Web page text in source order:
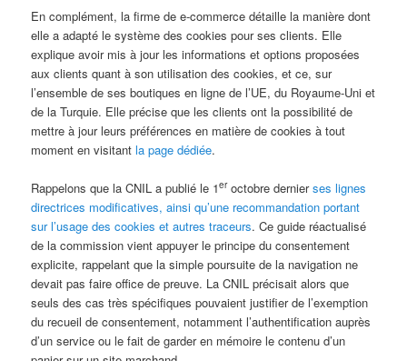
En complément, la firme de e-commerce détaille la manière dont
elle a adapté le système des cookies pour ses clients. Elle
explique avoir mis à jour les informations et options proposées
aux clients quant à son utilisation des cookies, et ce, sur
l’ensemble de ses boutiques en ligne de l’UE, du Royaume-Uni et
de la Turquie. Elle précise que les clients ont la possibilité de
mettre à jour leurs préférences en matière de cookies à tout
moment en visitantla page dédiée.
Rappelons que la CNIL a publié le 1eroctobre dernierses lignes
directrices modificatives, ainsi qu’une recommandation portant
sur l’usage des cookies et autres traceurs. Ce guide réactualisé
de la commission vient appuyer le principe du consentement
explicite, rappelant que la simple poursuite de la navigation ne
devait pas faire office de preuve. La CNIL précisait alors que
seuls des cas très spécifiques pouvaient justifier de l’exemption
du recueil de consentement, notamment l’authentification auprès
d’un service ou le fait de garder en mémoire le contenu d’un